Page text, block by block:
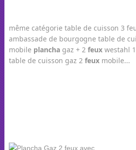
même catégorie table de cuisson 3
ambassade de bourgogne table de
mobile planchagaz + 2 feuxwestahl
table de cuisson gaz 2 feuxmobile...